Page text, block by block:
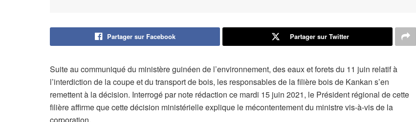
Partager sur Facebook Partager sur Twitter
Suite au communiqué du ministère guinéen de l’environnement, des eaux et forets du 11 juin relatif à
l’interdiction de la coupe et du transport de bois, les responsables de la filière bois de Kankan s’en
remettent à la décision. Interrogé par note rédaction ce mardi 15 juin 2021, le Président régional de cette
filière affirme que cette décision ministérielle explique le mécontentement du ministre vis-à-vis de la